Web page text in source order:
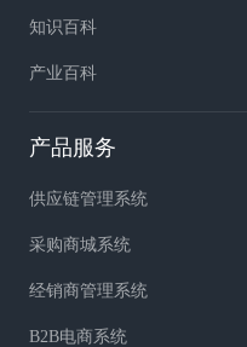
知识百科
产业百科
产品服务
供应链管理系统
采购商城系统
经销商管理系统
B2B电商系统